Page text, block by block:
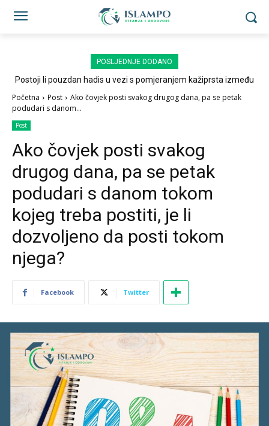
POSLJEDNJE DODANO
Postoji li pouzdan hadis u vezi s pomjeranjem kažiprsta između
Početna Post
Ako čovjek posti svakog drugog dana, pa se petak
podudari s danom...
Post
Ako čovjek posti svakog
drugog dana, pa se petak
podudari s danom tokom
kojeg treba postiti, je li
dozvoljeno da posti tokom
njega?
Facebook Twitter